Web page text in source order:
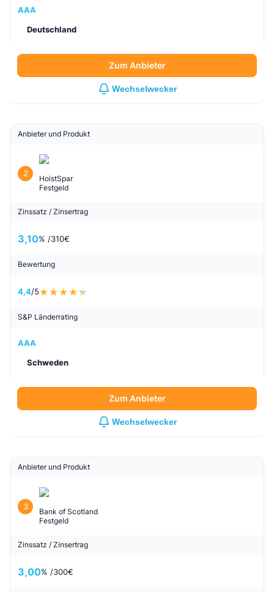
AAA
Deutschland
Zum Anbieter
Wechselwecker
Anbieter und Produkt
2
HoistSpar
Festgeld
Zinssatz / Zinsertrag
3,10% /310€
Bewertung
4,4/5
S&P Länderrating
AAA
Schweden
Zum Anbieter
Wechselwecker
Anbieter und Produkt
3
Bank of Scotland
Festgeld
Zinssatz / Zinsertrag
3,00% /300€